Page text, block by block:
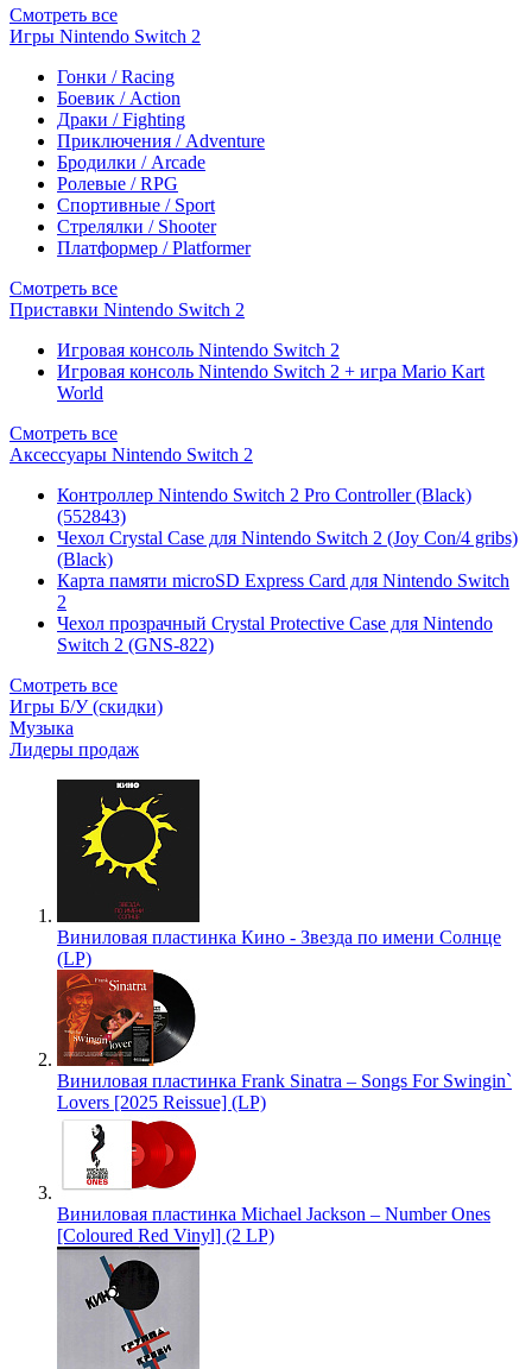
Смотреть все
Игры Nintendo Switch 2
Гонки / Racing
Боевик / Action
Драки / Fighting
Приключения / Adventure
Бродилки / Arcade
Ролевые / RPG
Спортивные / Sport
Стрелялки / Shooter
Платформер / Platformer
Смотреть все
Приставки Nintendo Switch 2
Игровая консоль Nintendo Switch 2
Игровая консоль Nintendo Switch 2 + игра Mario Kart
World
Смотреть все
Аксессуары Nintendo Switch 2
Контроллер Nintendo Switch 2 Pro Controller (Black)
(552843)
Чехол Сrystal Сase для Nintendo Switch 2 (Joy Con/4 gribs)
(Black)
Карта памяти microSD Express Card для Nintendo Switch
2
Чехол прозрачный Crystal Protective Case для Nintendo
Switch 2 (GNS-822)
Смотреть все
Игры Б/У (скидки)
Музыка
Лидеры продаж
Виниловая пластинка Кино - Звезда по имени Солнце
(LP)
Виниловая пластинка Frank Sinatra – Songs For Swingin`
Lovers [2025 Reissue] (LP)
Виниловая пластинка Michael Jackson – Number Ones
[Coloured Red Vinyl] (2 LP)